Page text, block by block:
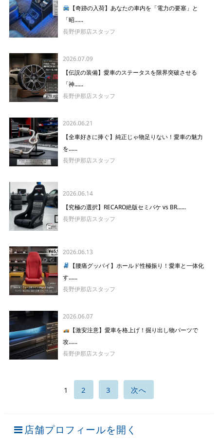
【奇跡の入荷】あなたの車内を「電力の要塞」と
「昭......
長野伊那店スタッフ
2026.07.09
【伝説の装備】愛車のステータスを限界突破させる
「神......
長野伊那店スタッフ
2026.06.21
【全車好きに捧ぐ】純正じゃ物足りない！愛車の魅力
を......
長野伊那店スタッフ
2026.06.14
【究極の選択】RECARO絶版セミバケ vs BR......
長野伊那店スタッフ
2026.06.13
【腰痛グッバイ】ホールド性極振り！愛車と一体化
す......
長野伊那店スタッフ
2026.06.07
【激安注意】愛車を格上げ！掘り出し物パーツで
攻......
長野伊那店スタッフ
1 2 3 次へ
店舗プロフィールを開く